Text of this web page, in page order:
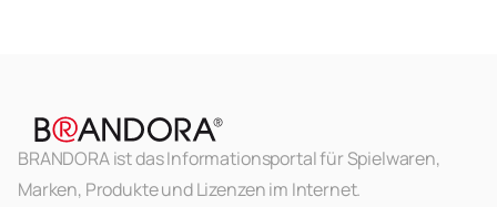
BRANDORA ist das Informationsportal für Spielwaren,
Marken, Produkte und Lizenzen im Internet.